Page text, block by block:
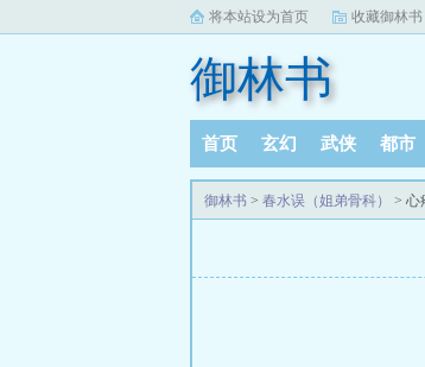
将本站设为首页 收藏御林书
御林书
首页 玄幻 武侠 都市
御林书 > 春水误（姐弟骨科） > 心